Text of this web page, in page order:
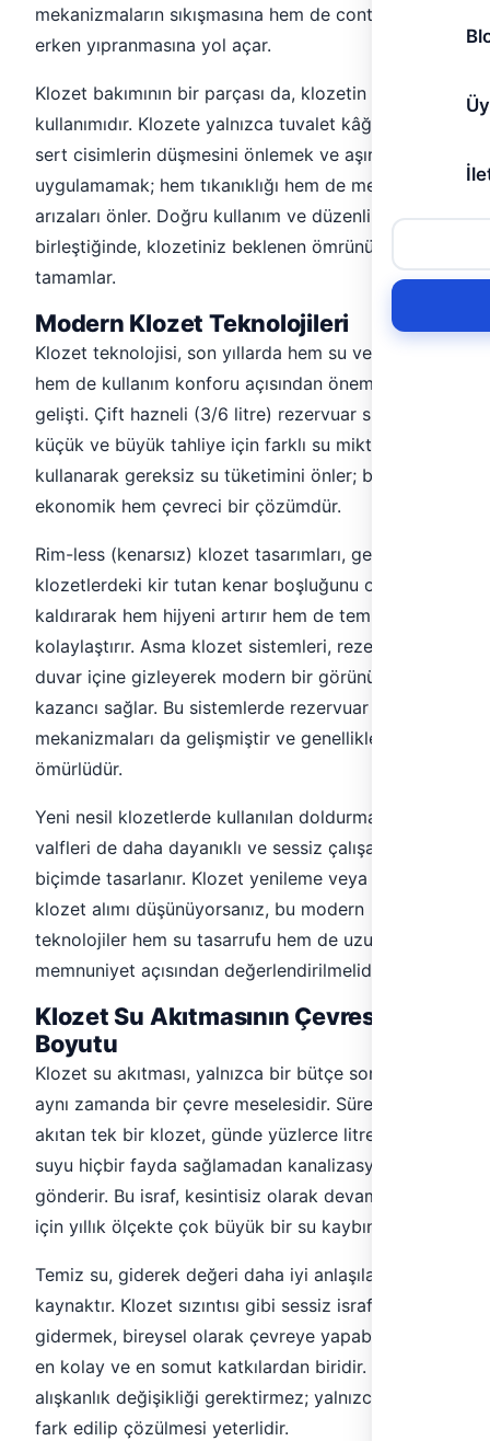
mekanizmaların sıkışmasına hem de contaların
erken yıpranmasına yol açar.
Klozet bakımının bir parçası da, klozetin doğru
kullanımıdır. Klozete yalnızca tuvalet kâğıdı atmak,
sert cisimlerin düşmesini önlemek ve aşırı güç
uygulamamak; hem tıkanıklığı hem de mekanik
arızaları önler. Doğru kullanım ve düzenli bakım
birleştiğinde, klozetiniz beklenen ömrünü rahatlıkla
tamamlar.
Modern Klozet Teknolojileri
Klozet teknolojisi, son yıllarda hem su verimliliği
hem de kullanım konforu açısından önemli ölçüde
gelişti. Çift hazneli (3/6 litre) rezervuar sistemleri,
küçük ve büyük tahliye için farklı su miktarları
kullanarak gereksiz su tüketimini önler; bu, hem
ekonomik hem çevreci bir çözümdür.
Rim-less (kenarsız) klozet tasarımları, geleneksel
klozetlerdeki kir tutan kenar boşluğunu ortadan
kaldırarak hem hijyeni artırır hem de temizliği
kolaylaştırır. Asma klozet sistemleri, rezervuarı
duvar içine gizleyerek modern bir görünüm ve yer
kazancı sağlar. Bu sistemlerde rezervuar
mekanizmaları da gelişmiştir ve genellikle uzun
ömürlüdür.
Yeni nesil klozetlerde kullanılan doldurma ve çıkış
valfleri de daha dayanıklı ve sessiz çalışacak
biçimde tasarlanır. Klozet yenileme veya yeni
klozet alımı düşünüyorsanız, bu modern
teknolojiler hem su tasarrufu hem de uzun vadeli
memnuniyet açısından değerlendirilmelidir.
Klozet Su Akıtmasının Çevresel
Boyutu
Klozet su akıtması, yalnızca bir bütçe sorunu değil,
aynı zamanda bir çevre meselesidir. Sürekli su
akıtan tek bir klozet, günde yüzlerce litre temiz
suyu hiçbir fayda sağlamadan kanalizasyona
gönderir. Bu israf, kesintisiz olarak devam ettiği
için yıllık ölçekte çok büyük bir su kaybına ulaşır.
Temiz su, giderek değeri daha iyi anlaşılan kıt bir
kaynaktır. Klozet sızıntısı gibi sessiz israfları
gidermek, bireysel olarak çevreye yapabileceğiniz
en kolay ve en somut katkılardan biridir. Hiçbir
alışkanlık değişikliği gerektirmez; yalnızca sorunun
fark edilip çözülmesi yeterlidir.